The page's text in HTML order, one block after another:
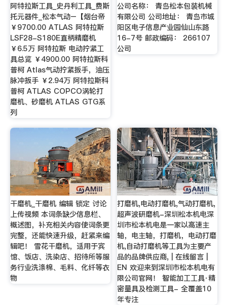
阿特拉斯工具_史丹利工具_费斯
托元器件_松本气动–【烟台帝
￥9700.00 ATLAS 阿特拉斯
LSF28-S180E直柄精磨机
￥6.5万 阿特拉斯 电动拧紧工
具总览 ￥4900.00 阿特拉斯科
普柯 Atlas气动拧紧扳手，油压
脉冲扳手 ￥2.94万 阿特拉斯科
普柯 ATLAS COPCO涡轮打
磨机、砂磨机 ATLAS GTG系
列
公司名称： 青岛松本包装机械
有限公司 公司地址： 青岛市城
阳区电子信息产业园仙山东路
16-7号 邮政编码： 266107
公司
干磨机_干磨机 编辑 锁定 讨论
上传视频 本词条缺少信息栏、
概述图，补充相关内容使词条更
完整，还能快速升级，赶紧来编
辑吧！ 雪花干磨机，适用于宾
馆、饭店、洗染店、招待所等服
务行业洗涤棉、毛料、化纤等衣
物
打磨机,电动打磨机,气动打磨机,
超声波研磨机-深圳松本机电深
圳市松本机电是一家以高速主
轴，电主轴，打磨机，电动打磨
机,自动打磨机等工具为主要产
品的品牌供应商, | 在线留言 |
EN 欢迎来到深圳市松本机电有
限公司官网！ 智能加工工具·精
密量具及检测工具- 全覆盖10
年专注